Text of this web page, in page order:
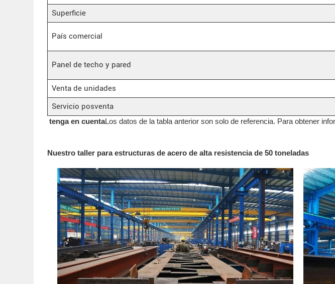
Superficie
País comercial
Panel de techo y pared
Venta de unidades
Servicio posventa
tenga en cuentaLos datos de la tabla anterior son solo de referencia. Para obtener
Nuestro taller para estructuras de acero de alta resistencia de 50 toneladas